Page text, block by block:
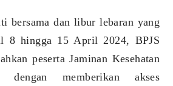
bersama dan libur lebaran yang
8 hingga 15 April 2024, BPJS
peserta Jaminan Kesehatan
dengan memberikan akses